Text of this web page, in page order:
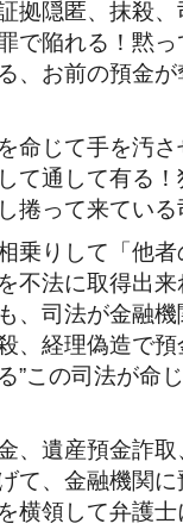
拠隠匿、抹殺
で陥れる！黙
、お前の預金
命じて手を汚
て通して有る
捲って来てい
乗りして「他
不法に取得出
、司法が金融
、経理偽造で
”この司法が命
、遺産預金詐
て、金融機関
横領して弁護